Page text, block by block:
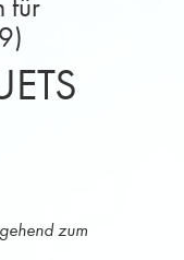
für
zum